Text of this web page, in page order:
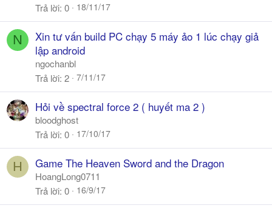
Trả lời 0 18/11/17
N
Xin tư vấn build PC chạy 5 máy ảo 1 lúc chạy giả
lập android
ngochanbl
Trả lời 2 7/11/17
Hỏi về spectral force 2 ( huyết ma 2 )
bloodghost
Trả lời 0 17/10/17
H Game The Heaven Sword and the Dragon
HoangLong0711
Trả lời 0 16/9/17